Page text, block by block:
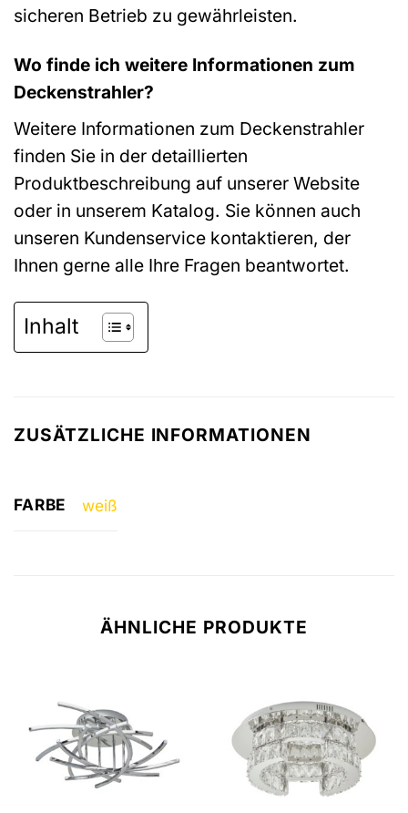
sicheren Betrieb zu gewährleisten.
Wo finde ich weitere Informationen zum
Deckenstrahler?
Weitere Informationen zum Deckenstrahler
finden Sie in der detaillierten
Produktbeschreibung auf unserer Website
oder in unserem Katalog. Sie können auch
unseren Kundenservice kontaktieren, der
Ihnen gerne alle Ihre Fragen beantwortet.
Inhalt
ZUSÄTZLICHE INFORMATIONEN
FARBE weiß
ÄHNLICHE PRODUKTE